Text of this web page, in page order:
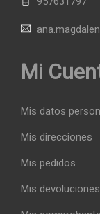
Mi
Mis datos
Mis direcciones
Mis pedidos
Mis devoluciones